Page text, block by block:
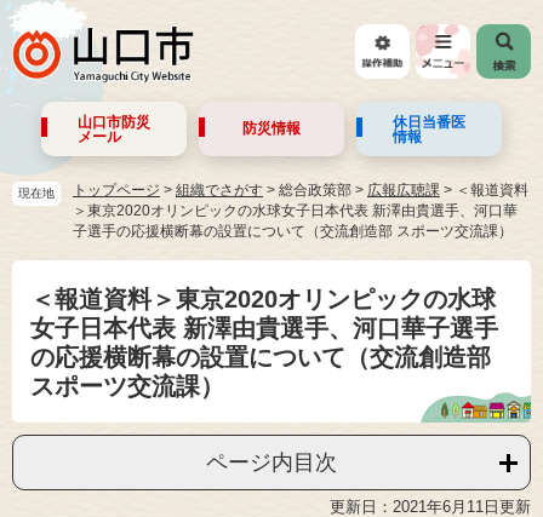
山口市防災
メール
防災情報
休日当番医
情報
現在地 トップページ > 組織でさがす > 総合政策部 > 広報広聴課 > ＜報道資料
＞東京2020オリンピックの水球女子日本代表 新澤由貴選手、河口華
子選手の応援横断幕の設置について（交流創造部 スポーツ交流課）
＜報道資料＞東京2020オリンピックの水球
女子日本代表 新澤由貴選手、河口華子選手
の応援横断幕の設置について（交流創造部
スポーツ交流課）
ページ内目次
更新日：2021年6月11日更新